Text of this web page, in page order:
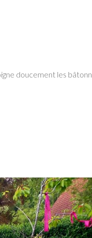
doucement les